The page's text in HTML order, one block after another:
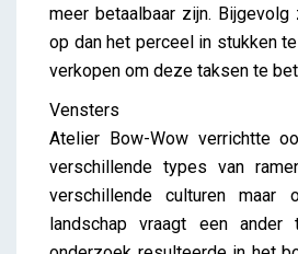
meer betaalbaar zijn.
op dan het perceel in stukken
verkopen om deze taksen te
Vensters
Atelier Bow-Wow verrichtte
verschillende types van
verschillende culturen
landschap vraagt een ander